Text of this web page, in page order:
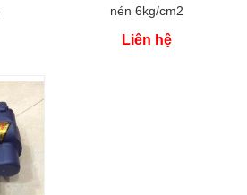
nén 6kg/cm2
Liên hệ